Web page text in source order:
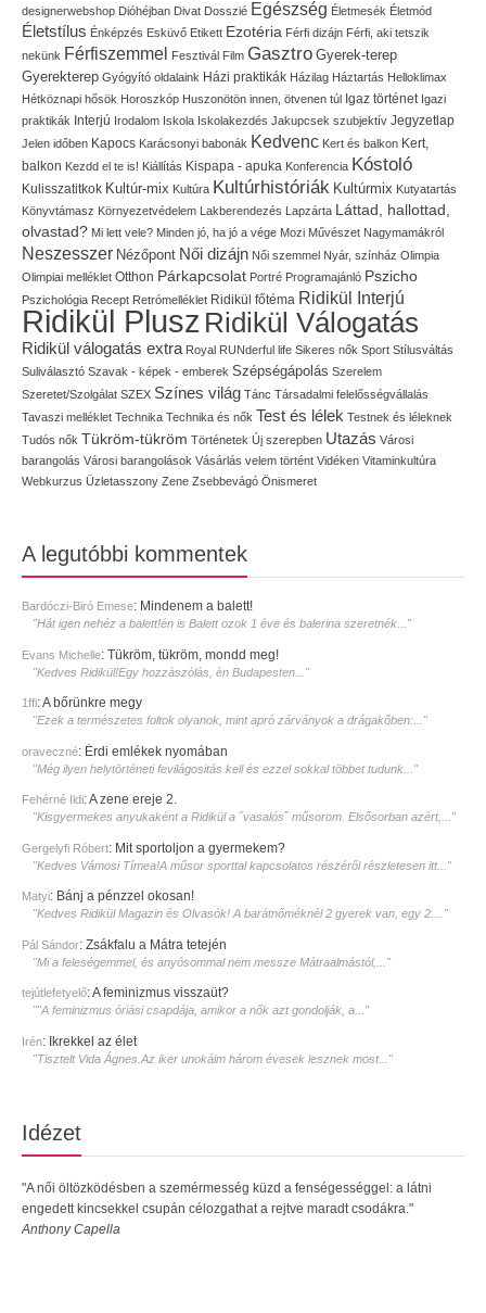
designerwebshop Dióhéjban Divat Dosszié Egészség Életmesék Életmód
Életstílus Énképzés Esküvő Etikett Ezotéria Férfi dizájn Férfi, aki tetszik
nekünk Férfiszemmel Fesztivál Film Gasztro Gyerek-terep
Gyerekterep Gyógyító oldalaink Házi praktikák Házilag Háztartás Helloklimax
Hétköznapi hősök Horoszkóp Huszonötön innen, ötvenen túl Igaz történet Igazi
praktikák Interjú Irodalom Iskola Iskolakezdés Jakupcsek szubjektív Jegyzetlap
Jelen időben Kapocs Karácsonyi babonák Kedvenc Kert és balkon Kert,
balkon Kezdd el te is! Kiállítás Kispapa - apuka Konferencia Kóstoló
Kulisszatitkok Kultúr-mix Kultúra Kultúrhistóriák Kultúrmix Kutyatartás
Könyvtámasz Környezetvédelem Lakberendezés Lapzárta Láttad, hallottad,
olvastad? Mi lett vele? Minden jó, ha jó a vége Mozi Művészet Nagymamákról
Neszesszer Nézőpont Női dizájn Női szemmel Nyár, színház Olimpia
Olimpiai melléklet Otthon Párkapcsolat Portré Programajánló Pszicho
Pszichológia Recept Retrómelléklet Ridikül főtéma Ridikül Interjú
Ridikül Plusz Ridikül Válogatás
Ridikül válogatás extra Royal RUNderful life Sikeres nők Sport Stílusváltás
Suliválasztó Szavak - képek - emberek Szépségápolás Szerelem
Szeretet/Szolgálat SZEX Színes világ Tánc Társadalmi felelősségvállalás
Tavaszi melléklet Technika Technika és nők Test és lélek Testnek és léleknek
Tudós nők Tükröm-tükröm Történetek Új szerepben Utazás Városi
barangolás Városi barangolások Vásárlás velem történt Vidéken Vitaminkultúra
Webkurzus Üzletasszony Zene Zsebbevágó Önismeret
A legutóbbi kommentek
Bardóczi-Biró Emese: Mindenem a balett!
"Hát igen nehéz a balett!én is Balett ozok 1 éve és balerina szeretnék..."
Evans Michelle: Tükröm, tükröm, mondd meg!
"Kedves Ridikül!Egy hozzàszòlàs, èn Budapesten..."
1ffi:A bőrünkre megy
"Ezek a természetes foltok olyanok, mint apró zárványok a drágakőben:..."
oraveczné: Érdi emlékek nyomában
"Még ilyen helytörténeti fevilágositás kell és ezzel sokkal többet tudunk..."
Fehérné Ildi:A zene ereje 2.
"Kisgyermekes anyukaként a Ridikül a ˝vasalós˝ műsorom. Elsősorban azért,..."
Gergelyfi Róbert: Mit sportoljon a gyermekem?
"Kedves Vámosi Tímea!A műsor sporttal kapcsolatos részéről részletesen itt..."
Matyi: Bánj a pénzzel okosan!
"Kedves Ridikül Magazin és Olvasók! A barátnőméknél 2 gyerek van, egy 2...."
Pál Sándor: Zsákfalu a Mátra tetején
"Mi a feleségemmel, és anyósommal nem messze Mátraalmástól,..."
tejútlefetyelő:A feminizmus visszaüt?
""A feminizmus óriási csapdája, amikor a nők azt gondolják, a..."
Irén: Ikrekkel az élet
"Tisztelt Vida Ágnes.Az iker unokáim három évesek lesznek most..."
Idézet
"A női öltözködésben a szemérmesség küzd a fenségességgel: a látni
engedett kincsekkel csupán célozgathat a rejtve maradt csodákra."
Anthony Capella